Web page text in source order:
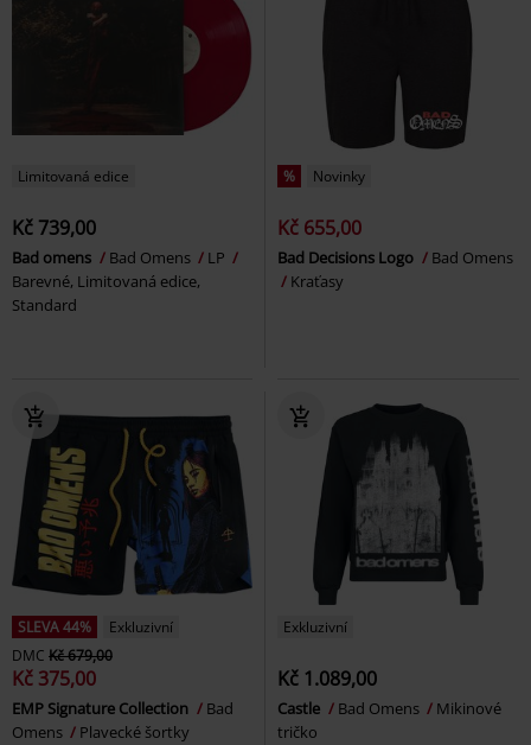
Limitovaná edice
Kč 739,00
Bad omens Bad Omens
LP
Barevné, Limitovaná edice,
Standard
% Novinky
Kč 655,00
Bad Decisions Logo
Bad Omens
Kraťasy
SLEVA 44%
Exkluzivní
DMC Kč 679,00
Kč 375,00
EMP Signature Collection
Bad
Omens
Plavecké šortky
Exkluzivní
Kč 1.089,00
Castle Bad Omens
Mikinové
tričko